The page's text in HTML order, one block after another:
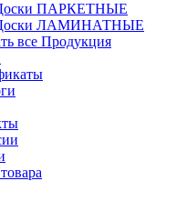
ПАРКЕТНЫЕ
ЛАМИНАТНЫЕ
все Продукция